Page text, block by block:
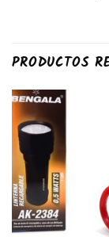
PRODUCTOS